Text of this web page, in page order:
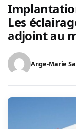
Les
adjoint au
Ange-Marie